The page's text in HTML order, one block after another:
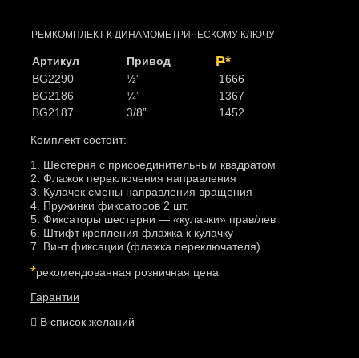
РЕМКОМПЛЕКТ К ДИНАМОМЕТРИЧЕСКОМУ КЛЮЧУ
Артикул Привод Р*
BG2290 ½”
1666
BG2186
¼”
1367
BG2187
3/8” 1452
Комплект состоит:
1. Шестерня с присоединительным квадратом
2. Флажок переключения направления
3. Кулачек смены направления вращения
4. Пружинки фиксаторов 2 шт.
5. Фиксаторы шестерни — «кулачки» прав/лев
6. Штифт крепления флажка к кулачку
7. Винт фиксации (флажка переключателя)
*рекомендованная розничная цена
Гарантии
В список желаний